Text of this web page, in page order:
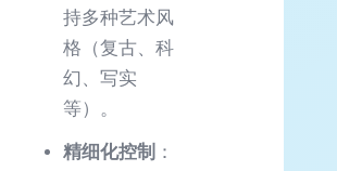
持多种艺术风
格（复古、科
幻、写实
等）。
精细化控制 ：